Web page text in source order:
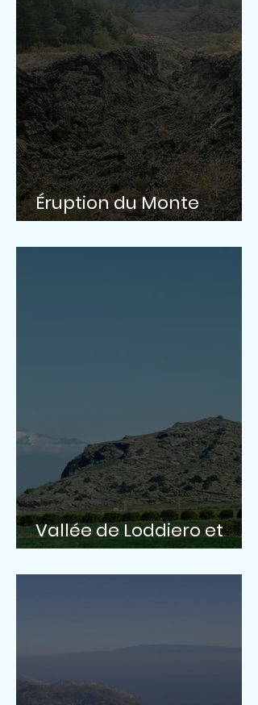
Éruption du Monte
Gemmellaro 1866
Vallée de Loddiero et
Palike'